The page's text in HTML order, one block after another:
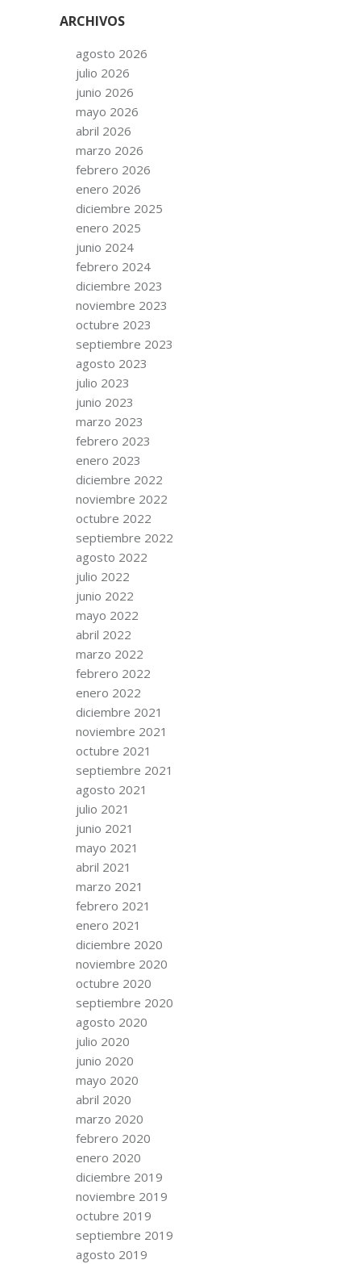
ARCHIVOS
agosto 2026
julio 2026
junio 2026
mayo 2026
abril 2026
marzo 2026
febrero 2026
enero 2026
diciembre 2025
enero 2025
junio 2024
febrero 2024
diciembre 2023
noviembre 2023
octubre 2023
septiembre 2023
agosto 2023
julio 2023
junio 2023
marzo 2023
febrero 2023
enero 2023
diciembre 2022
noviembre 2022
octubre 2022
septiembre 2022
agosto 2022
julio 2022
junio 2022
mayo 2022
abril 2022
marzo 2022
febrero 2022
enero 2022
diciembre 2021
noviembre 2021
octubre 2021
septiembre 2021
agosto 2021
julio 2021
junio 2021
mayo 2021
abril 2021
marzo 2021
febrero 2021
enero 2021
diciembre 2020
noviembre 2020
octubre 2020
septiembre 2020
agosto 2020
julio 2020
junio 2020
mayo 2020
abril 2020
marzo 2020
febrero 2020
enero 2020
diciembre 2019
noviembre 2019
octubre 2019
septiembre 2019
agosto 2019